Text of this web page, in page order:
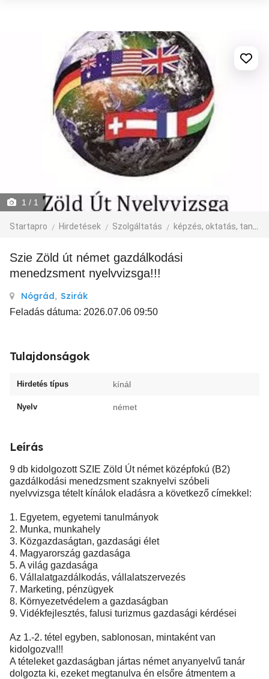
1 / 1
Startapro Hirdetések Szolgáltatás képzés, oktatás, tanfolyam
Szie Zöld út német gazdálkodási
menedzsment nyelvvizsga!!!
Nógrád, Szirák
Feladás dátuma: 2026.07.06 09:50
Tulajdonságok
Hirdetés típus kínál
Nyelv német
Leírás
9 db kidolgozott SZIE Zöld Út német középfokú (B2)
gazdálkodási menedzsment szaknyelvi szóbeli
nyelvvizsga tételt kínálok eladásra a következő címekkel:
1. Egyetem, egyetemi tanulmányok
2. Munka, munkahely
3. Közgazdaságtan, gazdasági élet
4. Magyarország gazdasága
5. A világ gazdasága
6. Vállalatgazdálkodás, vállalatszervezés
7. Marketing, pénzügyek
8. Környezetvédelem a gazdaságban
9. Vidékfejlesztés, falusi turizmus gazdasági kérdései
Az 1.-2. tétel egyben, sablonosan, mintaként van
kidolgozva!!!
A tételeket gazdaságban jártas német anyanyelvű tanár
dolgozta ki, ezeket megtanulva én elsőre átmentem a